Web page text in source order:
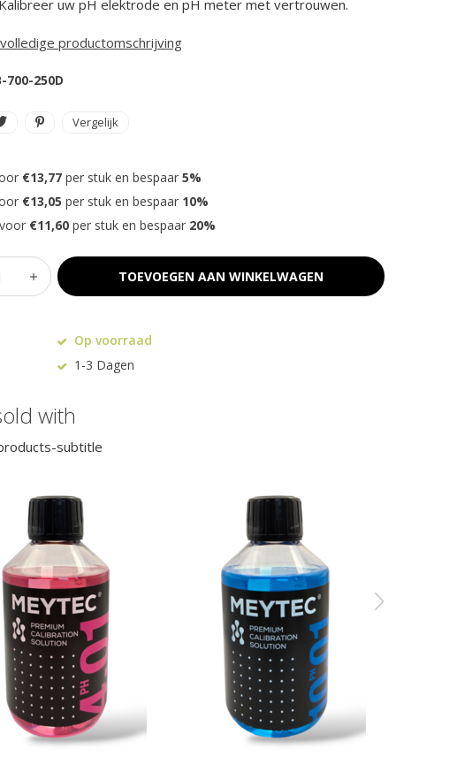
uw pH elektrode en pH meter met vertrouwen.
productomschrijving
700-250D
Vergelijk
€13,77 per stuk en bespaar 5%
€13,05 per stuk en bespaar 10%
voor €11,60 per stuk en bespaar 20%
TOEVOEGEN AAN WINKELWAGEN
Op voorraad
1-3 Dagen
with
subtitle